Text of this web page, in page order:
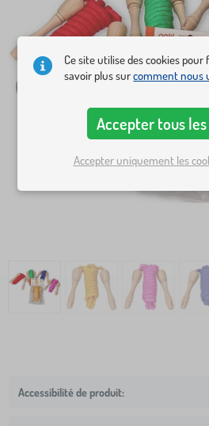
Ce site utilise des cookies
savoir plus surcomment nous
Accepter tous
Accepter uniquement les